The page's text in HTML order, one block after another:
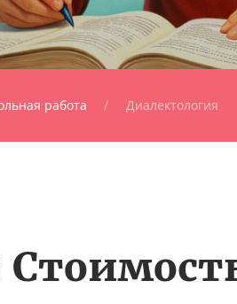
работа Диалектология